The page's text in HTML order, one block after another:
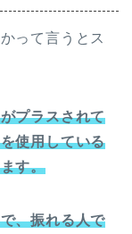
って言うとス
プラスされて
使用している
す。
、振れる人で